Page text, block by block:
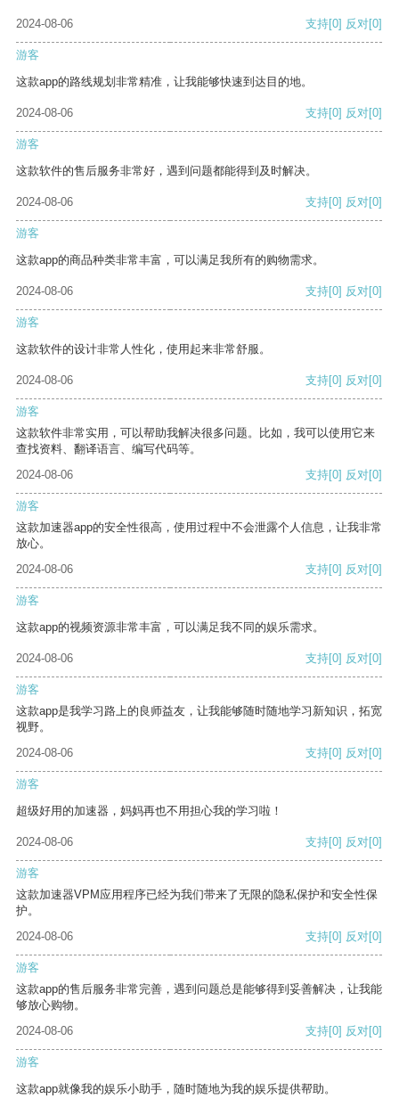
2024-08-06 支持[0] 反对[0]
游客
这款app的路线规划非常精准，让我能够快速到达目的地。
2024-08-06 支持[0] 反对[0]
游客
这款软件的售后服务非常好，遇到问题都能得到及时解决。
2024-08-06 支持[0] 反对[0]
游客
这款app的商品种类非常丰富，可以满足我所有的购物需求。
2024-08-06 支持[0] 反对[0]
游客
这款软件的设计非常人性化，使用起来非常舒服。
2024-08-06 支持[0] 反对[0]
游客
这款软件非常实用，可以帮助我解决很多问题。比如，我可以使用它来
查找资料、翻译语言、编写代码等。
2024-08-06
支持[0] 反对[0]
游客
这款加速器app的安全性很高，使用过程中不会泄露个人信息，让我非常
放心。
2024-08-06
支持[0] 反对[0]
游客
这款app的视频资源非常丰富，可以满足我不同的娱乐需求。
2024-08-06 支持[0] 反对[0]
游客
这款app是我学习路上的良师益友，让我能够随时随地学习新知识，拓宽
视野。
2024-08-06
支持[0] 反对[0]
游客
超级好用的加速器，妈妈再也不用担心我的学习啦！
2024-08-06 支持[0] 反对[0]
游客
这款加速器VPM应用程序已经为我们带来了无限的隐私保护和安全性保
护。
2024-08-06
支持[0] 反对[0]
游客
这款app的售后服务非常完善，遇到问题总是能够得到妥善解决，让我能
够放心购物。
2024-08-06
支持[0] 反对[0]
游客
这款app就像我的娱乐小助手，随时随地为我的娱乐提供帮助。